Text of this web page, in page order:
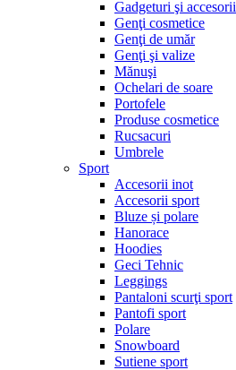
Gadgeturi şi accesorii
Genţi cosmetice
Genţi de umăr
Genţi şi valize
Mănuşi
Ochelari de soare
Portofele
Produse cosmetice
Rucsacuri
Umbrele
Sport
Accesorii inot
Accesorii sport
Bluze și polare
Hanorace
Hoodies
Geci Tehnic
Leggings
Pantaloni scurţi sport
Pantofi sport
Polare
Snowboard
Sutiene sport